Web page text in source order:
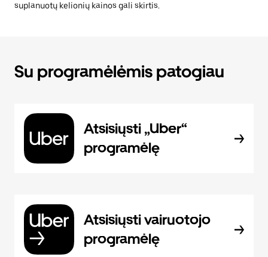
suplanuotų kelionių kainos gali skirtis.
Su programėlėmis patogiau
Atsisiųsti „Uber“
programėlę
Atsisiųsti vairuotojo
programėlę